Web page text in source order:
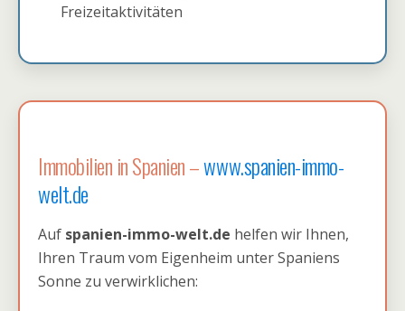
Freizeitaktivitäten
Immobilien in Spanien –www.spanien-immo-
welt.de
Auf spanien-immo-welt.de helfen wir Ihnen,
Ihren Traum vom Eigenheim unter Spaniens
Sonne zu verwirklichen: